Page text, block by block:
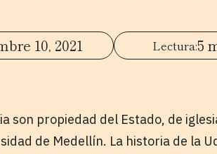
10, 2021 5
son propiedad del Estado, de
de Medellín. La historia de la